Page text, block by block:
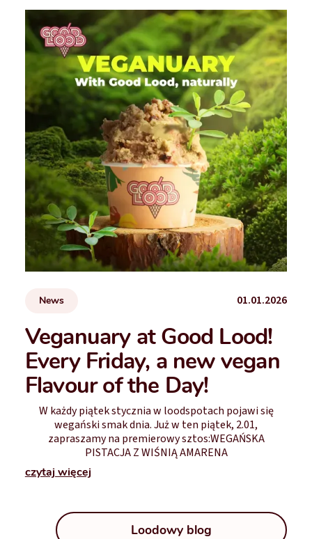
News 01.01.2026
Veganuary at Good Lood!
Every Friday, a new vegan
Flavour of the Day!
W każdy piątek stycznia w loodspotach pojawi się
wegański smak dnia. Już w ten piątek, 2.01,
zapraszamy na premierowy sztos:WEGAŃSKA
PISTACJA Z WIŚNIĄ AMARENA
czytaj więcej
Loodowy blog